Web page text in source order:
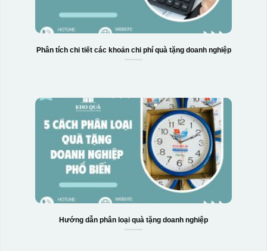
Phân tích chi tiết các khoản chi phí quà tặng doanh nghiệp
Hướng dẫn phân loại quà tặng doanh nghiệp